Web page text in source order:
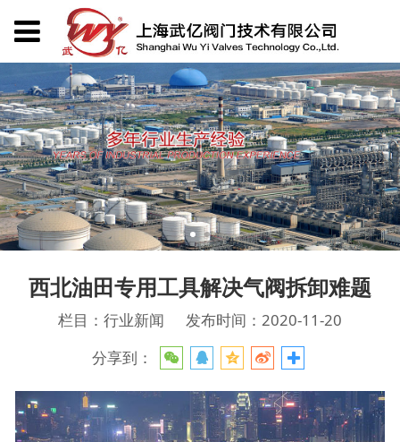
西北油田专用工具解决气阀拆卸难题
栏目：行业新闻
发布时间：2020-11-20
分享到：